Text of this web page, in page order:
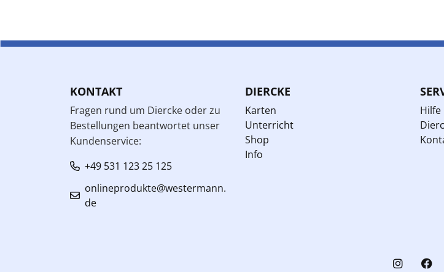
KONTAKT
Fragen rund um Diercke oder zu
Bestellungen beantwortet unser
Kundenservice:
+49 531 123 25 125
onlineprodukte@westermann.
de
DIERCKE
Karten
Unterricht
Shop
Info
Hilfe